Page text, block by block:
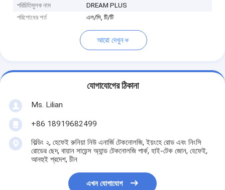
পরিচিতিমুলক নাম
DREAM PLUS
পরিশোধের শর্ত
এল/সি, টি/টি
আরো দেখুন
যোগাযোগের ঠিকানা
Ms. Lilian
+86 18919682499
বিল্ডিং ২, হেফেই রুনিয়া নিউ এনার্জি টেকনোলজি, ইয়ংহে রোড এবং নিংসি
রোডের ছেদ, বায়ান সায়েন্স অ্যান্ড টেকনোলজি পার্ক, হাই-টেক জোন, হেফেই,
আনহুই প্রদেশ, চীন
এখন যোগাযোগ